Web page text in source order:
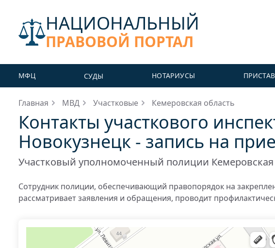
НАЦИОНАЛЬНЫЙ
ПРАВОВОЙ ПОРТАЛ
МФЦ СУДЫ НОТАРИУСЫ
Главная МВД Участковые Кемеровская область
Контакты участкового
Новокузнецк - запись на
Участковый уполномоченный полиции Кемеровская
Сотрудник полиции, обеспечивающий правопорядок на
рассматривает заявления и обращения, проводит